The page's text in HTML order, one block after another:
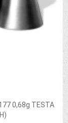
0,68g TESTA